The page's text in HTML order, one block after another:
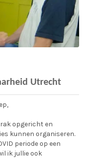
Utrecht
opgericht en
kunnen organiseren.
periode op een
ik jullie ook